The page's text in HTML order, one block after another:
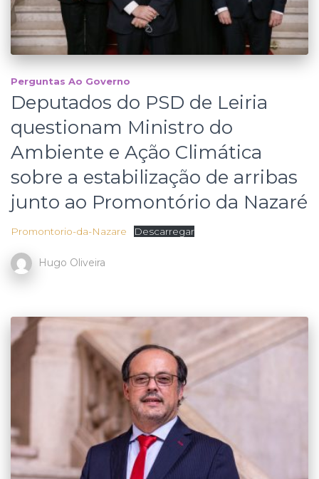
Perguntas Ao Governo
Deputados do PSD de Leiria
questionam Ministro do
Ambiente e Ação Climática
sobre a estabilização de arribas
junto ao Promontório da Nazaré
Promontorio-da-Nazare Descarregar
Hugo Oliveira